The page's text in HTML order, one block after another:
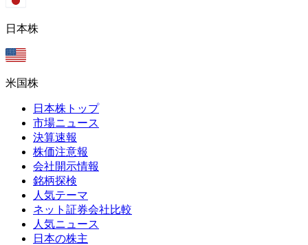
日本株
米国株
日本株トップ
市場ニュース
決算速報
株価注意報
会社開示情報
銘柄探検
人気テーマ
ネット証券会社比較
人気ニュース
日本の株主